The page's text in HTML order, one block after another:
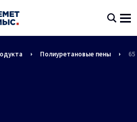
Полиуретановые пены